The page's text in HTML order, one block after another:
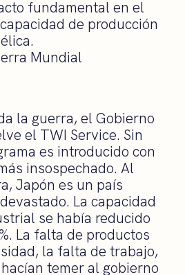
fundamental en el
de producción
Mundial
la guerra, el Gobierno
el TWI Service. Sin
es introducido con
insospechado. Al
Japón es un país
La capacidad
se había reducido
La falta de productos
la falta de trabajo,
temer al gobierno